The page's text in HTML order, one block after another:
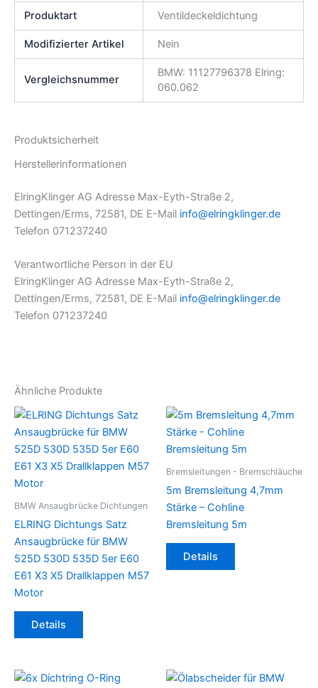
Produktart Ventildeckeldichtung
Modifizierter Artikel Nein
Vergleichsnummer
BMW: 11127796378 Elring:
060.062
Produktsicherheit
Herstellerinformationen
ElringKlinger AG Adresse Max-Eyth-Straße 2,
Dettingen/Erms, 72581, DE E-Mail info@elringklinger.de
Telefon 071237240
Verantwortliche Person in der EU
ElringKlinger AG Adresse Max-Eyth-Straße 2,
Dettingen/Erms, 72581, DE E-Mail info@elringklinger.de
Telefon 071237240
Ähnliche Produkte
BMW Ansaugbrücke Dichtungen
ELRING Dichtungs Satz
Ansaugbrücke für BMW
525D 530D 535D 5er E60
E61 X3 X5 Drallklappen M57
Motor
Details
Bremsleitungen - Bremschläuche
5m Bremsleitung 4,7mm
Stärke – Cohline
Bremsleitung 5m
Details